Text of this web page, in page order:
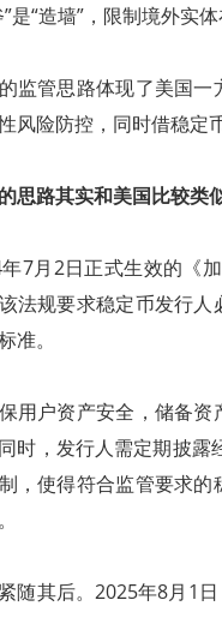
”是“造墙”，限制境外实
监管思路体现了美国
风险防控，同时借稳定
思路其实和美国比较类似
7月2日正式生效的《
法规要求稳定币发行
准。
用户资产安全，储备
时，发行人需定期披露
，使得符合监管要求
随其后。2025年8月1